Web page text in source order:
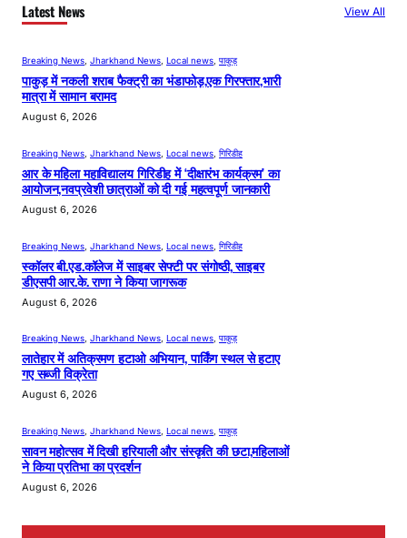
Latest News View All
Breaking News, Jharkhand News, Local news, पाकुड़
पाकुड़ में नकली शराब फैक्ट्री का भंडाफोड़,एक गिरफ्तार,भारी
मात्रा में सामान बरामद
August 6, 2026
Breaking News Jharkhand News Local news गिरिडीह
आर के महिला महाविद्यालय गिरिडीह में ‘दीक्षारंभ कार्यक्रम’ का
आयोजन,नवप्रवेशी छात्राओं को दी गई महत्वपूर्ण जानकारी
August 6, 2026
Breaking News Jharkhand News Local news गिरिडीह
स्कॉलर बी.एड.कॉलेज में साइबर सेफ्टी पर संगोष्ठी, साइबर
डीएसपी आर.के. राणा ने किया जागरूक
August 6, 2026
Breaking News, Jharkhand News, Local news, पाकुड़
लातेहार में अतिक्रमण हटाओ अभियान, पार्किंग स्थल से हटाए
गए सब्जी विक्रेता
August 6, 2026
Breaking News Jharkhand News Local news पाकुड़
सावन महोत्सव में दिखी हरियाली और संस्कृति की छटा,महिलाओं
ने किया प्रतिभा का प्रदर्शन
August 6, 2026